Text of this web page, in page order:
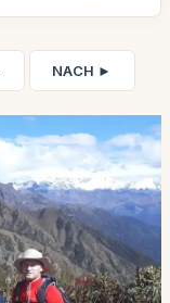
NACH ►